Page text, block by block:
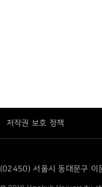
저작권 보호 정책
(02450) 서울시 동대문구